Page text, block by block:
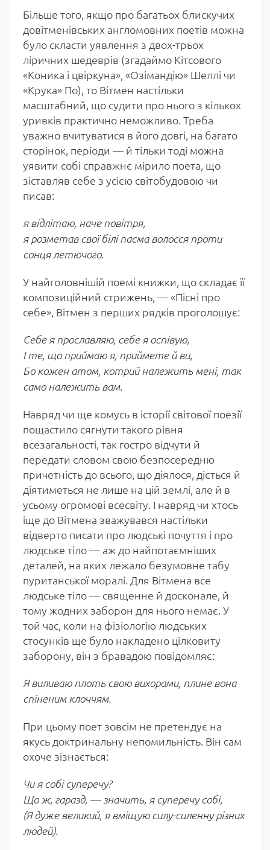
Більше того, якщо про багатьох блискучих
довітменівських англомовних поетів можна
було скласти уявлення з двох-трьох
ліричних шедеврів (згадаймо Кітсового
«Коника і цвіркуна», «Озімандію» Шеллі чи
«Крука» По), то Вітмен настільки
масштабний, що судити про нього з кількох
уривків практично неможливо. Треба
уважно вчитуватися в його довгі, на багато
сторінок, періоди — й тільки тоді можна
уявити собі справжнє мірило поета, що
зіставляв себе з усією світобудовою чи
писав:
я відлітаю, наче повітря,
я розметав свої білі пасма волосся проти
сонця летючого.
У найголовнішій поемі книжки, що складає її
композиційний стрижень, — «Пісні про
себе», Вітмен з перших рядків проголошує:
Себе я прославляю, себе я оспівую,
І те, що приймаю я, приймете й ви,
Бо кожен атом, котрий належить мені, так
само належить вам.
Навряд чи ще комусь в історії світової поезії
пощастило сягнути такого рівня
всезагальності, так гостро відчути й
передати словом свою безпосередню
причетність до всього, що діялося, діється й
діятиметься не лише на цій землі, але й в
усьому огромові всесвіту. І навряд чи хтось
іще до Вітмена зважувався настільки
відверто писати про людські почуття і про
людське тіло — аж до найпотаємніших
деталей, на яких лежало безумовне табу
пуританської моралі. Для Вітмена все
людське тіло — священне й досконале, й
тому жодних заборон для нього немає. У
той час, коли на фізіологію людських
стосунків ще було накладено цілковиту
заборону, він з бравадою повідомляє:
Я виливаю плоть свою вихорами, плине вона
спіненим клоччям.
При цьому поет зовсім не претендує на
якусь доктринальну непомильність. Він сам
охоче зізнається:
Чи я собі суперечу?
Що ж, гаразд, — значить, я суперечу собі,
(Я дуже великий, я вміщую силу-силенну різних
людей).